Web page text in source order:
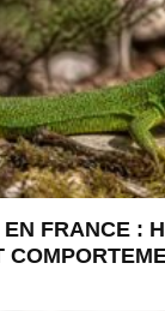
FRANCE :